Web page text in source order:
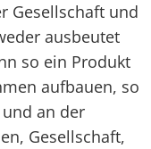
Gesellschaft und
ausbeutet
so ein Produkt
aufbauen, so
an der
Gesellschaft,